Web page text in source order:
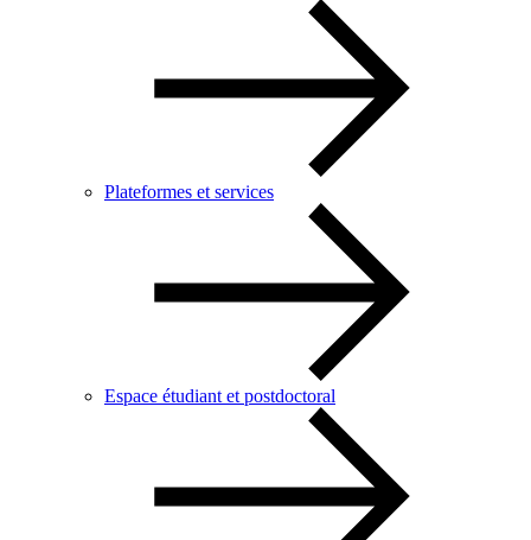
Plateformes et services
Espace étudiant et postdoctoral